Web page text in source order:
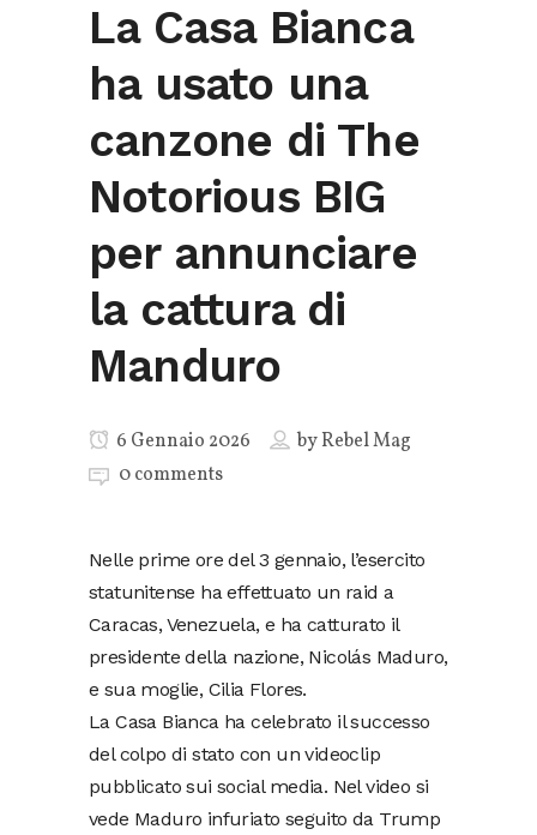
La Casa Bianca
ha usato una
canzone di The
Notorious BIG
per annunciare
la cattura di
Manduro
6 Gennaio 2026 byRebel Mag
0 comments
Nelle prime ore del 3 gennaio, l’esercito
statunitense ha effettuato un raid a
Caracas, Venezuela, e ha catturato il
presidente della nazione, Nicolás Maduro,
e sua moglie, Cilia Flores.
La Casa Bianca ha celebrato il successo
del colpo di stato con un videoclip
pubblicato sui social media. Nel video si
vede Maduro infuriato seguito da Trump